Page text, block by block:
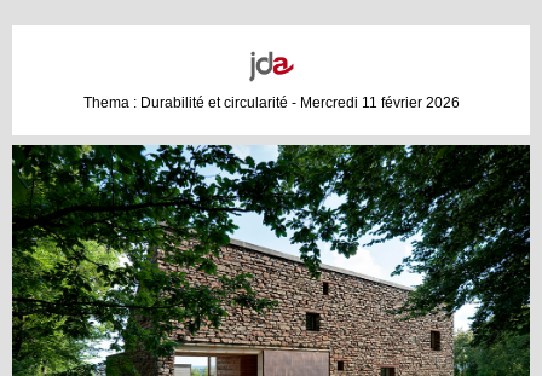
Thema : Durabilité et circularité - Mercredi 11 février 2026